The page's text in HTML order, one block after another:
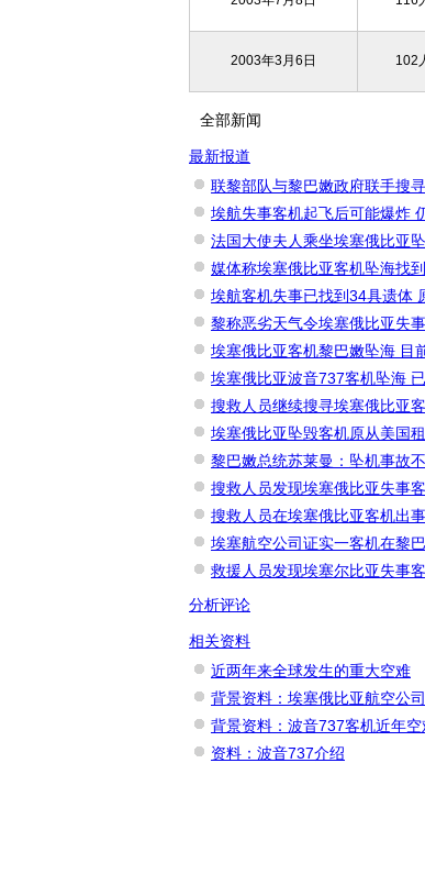
2003年3月6日 102
全部新闻
最新报道
联黎部队与黎巴嫩政府联手搜
埃航失事客机起飞后可能爆炸
法国大使夫人乘坐埃塞俄比亚
媒体称埃塞俄比亚客机坠海找
埃航客机失事已找到34具遗体
黎称恶劣天气令埃塞俄比亚失
埃塞俄比亚客机黎巴嫩坠海 目
埃塞俄比亚波音737客机坠海
搜救人员继续搜寻埃塞俄比亚
埃塞俄比亚坠毁客机原从美国
黎巴嫩总统苏莱曼：坠机事故
搜救人员发现埃塞俄比亚失事
搜救人员在埃塞俄比亚客机出
埃塞航空公司证实一客机在黎
救援人员发现埃塞尔比亚失事
分析评论
相关资料
近两年来全球发生的重大空难
背景资料：埃塞俄比亚航空公
背景资料：波音737客机近年
资料：波音737介绍